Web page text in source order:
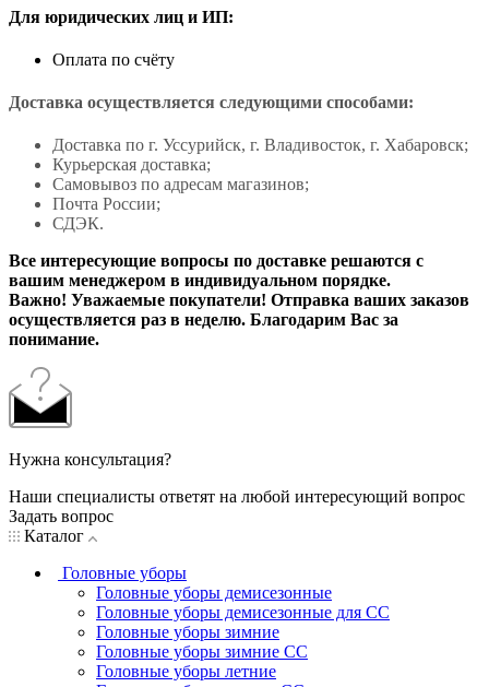
Для юридических лиц и ИП:
Оплата по счёту
Доставка осуществляется следующими способами:
Доставка по г. Уссурийск, г. Владивосток, г. Хабаровск;
Курьерская доставка;
Самовывоз по адресам магазинов;
Почта России;
СДЭК.
Все интересующие вопросы по доставке решаются с
вашим менеджером в индивидуальном порядке.
Важно! Уважаемые покупатели! Отправка ваших заказов
осуществляется раз в неделю. Благодарим Вас за
понимание.
Нужна консультация?
Наши специалисты ответят на любой интересующий вопрос
Задать вопрос
Каталог
Головные уборы
Головные уборы демисезонные
Головные уборы демисезонные для СС
Головные уборы зимние
Головные уборы зимние СС
Головные уборы летние